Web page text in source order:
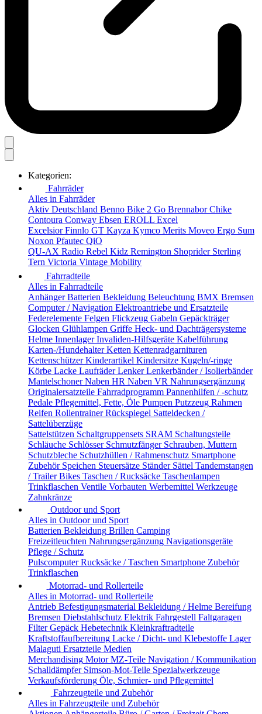
Kategorien:
Fahrräder
Alles in Fahrräder
Aktiv Deutschland Benno Bike 2 Go Brennabor Chike
Contoura Conway Ebsen EROLL Excel
Excelsior Finnlo GT Kayza Kymco Merits Moveo Ergo Sum
Noxon Pfautec QiO
QU-AX Radio Rebel Kidz Remington Shoprider Sterling
Tern Victoria Vintage Mobility
Fahrradteile
Alles in Fahrradteile
Anhänger Batterien Bekleidung Beleuchtung BMX Bremsen
Computer / Navigation Elektroantriebe und Ersatzteile
Federelemente Felgen Flickzeug Gabeln Gepäckträger
Glocken Glühlampen Griffe Heck- und Dachträgersysteme
Helme Innenlager Invaliden-Hilfsgeräte Kabelführung
Karten-/Hundehalter Ketten Kettenradgarnituren
Kettenschützer Kinderartikel Kindersitze Kugeln/-ringe
Körbe Lacke Laufräder Lenker Lenkerbänder / Isolierbänder
Mantelschoner Naben HR Naben VR Nahrungsergänzung
Originalersatzteile Fahrradprogramm Pannenhilfen / -schutz
Pedale Pflegemittel, Fette, Öle Pumpen Putzzeug Rahmen
Reifen Rollentrainer Rückspiegel Satteldecken /
Sattelüberzüge
Sattelstützen Schaltgruppensets SRAM Schaltungsteile
Schläuche Schlösser Schmutzfänger Schrauben, Muttern
Schutzbleche Schutzhüllen / Rahmenschutz Smartphone
Zubehör Speichen Steuersätze Ständer Sättel Tandemstangen
/ Trailer Bikes Taschen / Rucksäcke Taschenlampen
Trinkflaschen Ventile Vorbauten Werbemittel Werkzeuge
Zahnkränze
Outdoor und Sport
Alles in Outdoor und Sport
Batterien Bekleidung Brillen Camping
Freizeitleuchten Nahrungsergänzung Navigationsgeräte
Pflege / Schutz
Pulscomputer Rucksäcke / Taschen Smartphone Zubehör
Trinkflaschen
Motorrad- und Rollerteile
Alles in Motorrad- und Rollerteile
Antrieb Befestigungsmaterial Bekleidung / Helme Bereifung
Bremsen Diebstahlschutz Elektrik Fahrgestell Faltgaragen
Filter Gepäck Hebetechnik Kleinkraftradteile
Kraftstoffaufbereitung Lacke / Dicht- und Klebestoffe Lager
Malaguti Ersatzteile Medien
Merchandising Motor MZ-Teile Navigation / Kommunikation
Schalldämpfer Simson-Mot-Teile Spezialwerkzeuge
Verkaufsförderung Öle, Schmier- und Pflegemittel
Fahrzeugteile und Zubehör
Alles in Fahrzeugteile und Zubehör